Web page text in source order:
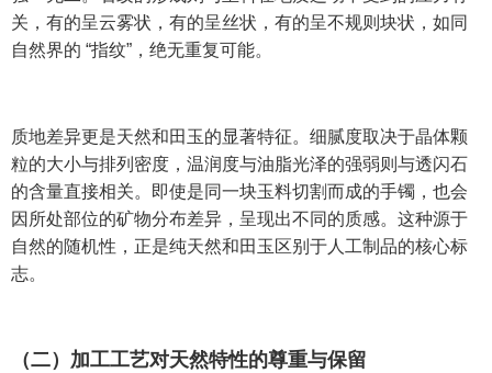
关，有的呈云雾状，有的呈丝状，有的呈不规则块状，如同
自然界的 “指纹”，绝无重复可能。
质地差异更是天然和田玉的显著特征。细腻度取决于晶体颗
粒的大小与排列密度，温润度与油脂光泽的强弱则与透闪石
的含量直接相关。即使是同一块玉料切割而成的手镯，也会
因所处部位的矿物分布差异，呈现出不同的质感。这种源于
自然的随机性，正是纯天然和田玉区别于人工制品的核心标
志。
（二）加工工艺对天然特性的尊重与保留